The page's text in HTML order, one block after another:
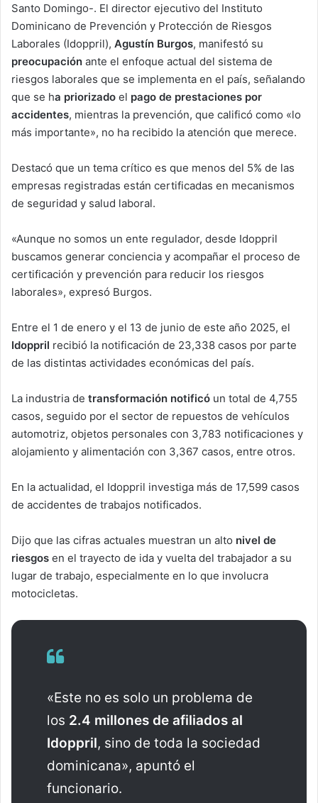
Santo Domingo-. El director ejecutivo del Instituto
Dominicano de Prevención y Protección de Riesgos
Laborales (Idoppril), Agustín Burgos, manifestó su
preocupación ante el enfoque actual del sistema de
riesgos laborales que se implementa en el país, señalando
que se ha priorizado el pago de prestaciones por
accidentes, mientras la prevención, que calificó como «lo
más importante», no ha recibido la atención que merece.
Destacó que un tema crítico es que menos del 5% de las
empresas registradas están certificadas en mecanismos
de seguridad y salud laboral.
«Aunque no somos un ente regulador, desde Idoppril
buscamos generar conciencia y acompañar el proceso de
certificación y prevención para reducir los riesgos
laborales», expresó Burgos.
Entre el 1 de enero y el 13 de junio de este año 2025, el
Idoppril recibió la notificación de 23,338 casos por parte
de las distintas actividades económicas del país.
La industria de transformación notificó un total de 4,755
casos, seguido por el sector de repuestos de vehículos
automotriz, objetos personales con 3,783 notificaciones y
alojamiento y alimentación con 3,367 casos, entre otros.
En la actualidad, el Idoppril investiga más de 17,599 casos
de accidentes de trabajos notificados.
Dijo que las cifras actuales muestran un alto nivel de
riesgos en el trayecto de ida y vuelta del trabajador a su
lugar de trabajo, especialmente en lo que involucra
motocicletas.
«Este no es solo un problema de
los 2.4 millones de afiliados al
Idoppril, sino de toda la sociedad
dominicana», apuntó el
funcionario.